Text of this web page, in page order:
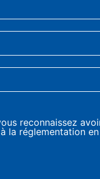
reconnaissez
la réglementation